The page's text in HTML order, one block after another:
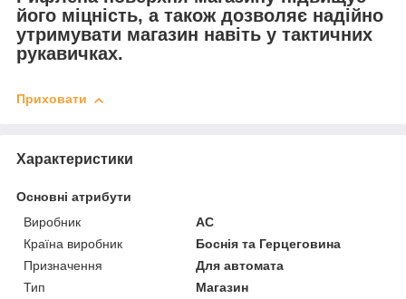
його міцність, а також дозволяє надійно
утримувати магазин навіть у тактичних
рукавичках.
Приховати
Характеристики
Основні атрибути
Виробник
AC
Країна виробник
Боснія та Герцеговина
Призначення
Для автомата
Тип
Магазин